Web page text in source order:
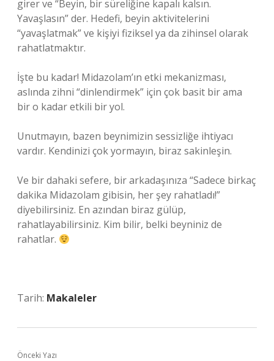
girer ve “Beyin, bir süreliğine kapalı kalsın.
Yavaşlasın” der. Hedefi, beyin aktivitelerini
“yavaşlatmak” ve kişiyi fiziksel ya da zihinsel olarak
rahatlatmaktır.
İşte bu kadar! Midazolam’ın etki mekanizması,
aslında zihni “dinlendirmek” için çok basit bir ama
bir o kadar etkili bir yol.
Unutmayın, bazen beynimizin sessizliğe ihtiyacı
vardır. Kendinizi çok yormayın, biraz sakinleşin.
Ve bir dahaki sefere, bir arkadaşınıza “Sadece birkaç
dakika Midazolam gibisin, her şey rahatladı!”
diyebilirsiniz. En azından biraz gülüp,
rahatlayabilirsiniz. Kim bilir, belki beyniniz de
rahatlar.
Tarih: Makaleler
Önceki Yazı